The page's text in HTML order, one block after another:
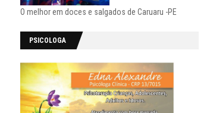
O melhor em doces e salgados de Caruaru -PE
PSICOLOGA